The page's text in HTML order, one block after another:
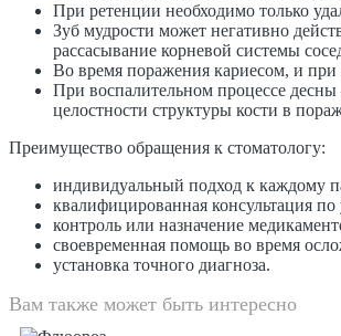
При ретенции необходимо только
Зуб мудрости может негативно
рассасывание корневой системы
Во время поражения кариесом, и при
При воспалительном процессе десны
целостности структуры кости в
Преимущество обращения к стоматологу:
индивидуальный подход к каждому
квалифицированная консультация по
контроль или назначение
своевременная помощь во время
установка точного диагноза.
Вам также может быть интересно